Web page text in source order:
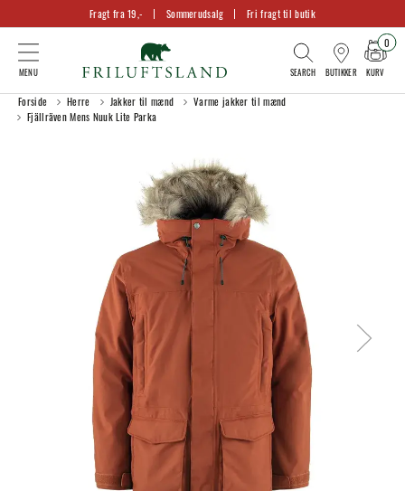
Fragt fra 19,- Sommerudsalg Fri fragt til butik
BUTIKKER KURV
0
Forside Herre Jakker til mænd
Varme jakker til mænd
Fjällräven Mens Nuuk Lite Parka